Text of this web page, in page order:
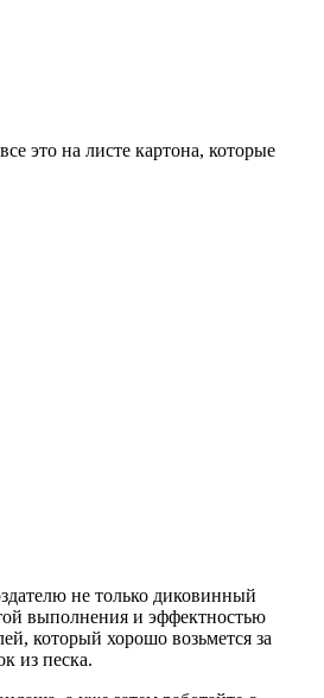
это на листе картона, которые
не только диковинный
выполнения и эффектностью
который хорошо возьмется за
из песка.